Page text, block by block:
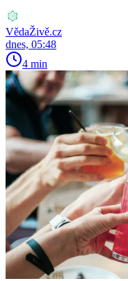
VědaŽivě.cz
dnes, 05:48
4 min